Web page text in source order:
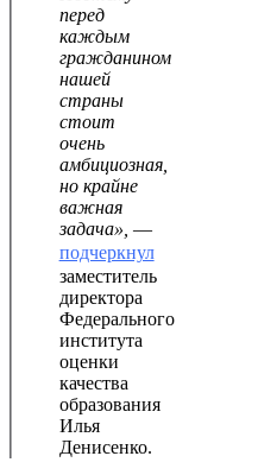
перед
каждым
гражданином
нашей
страны
стоит
очень
амбициозная,
но крайне
важная
задача», —
подчеркнул
заместитель
директора
Федерального
института
оценки
качества
образования
Илья
Денисенко.